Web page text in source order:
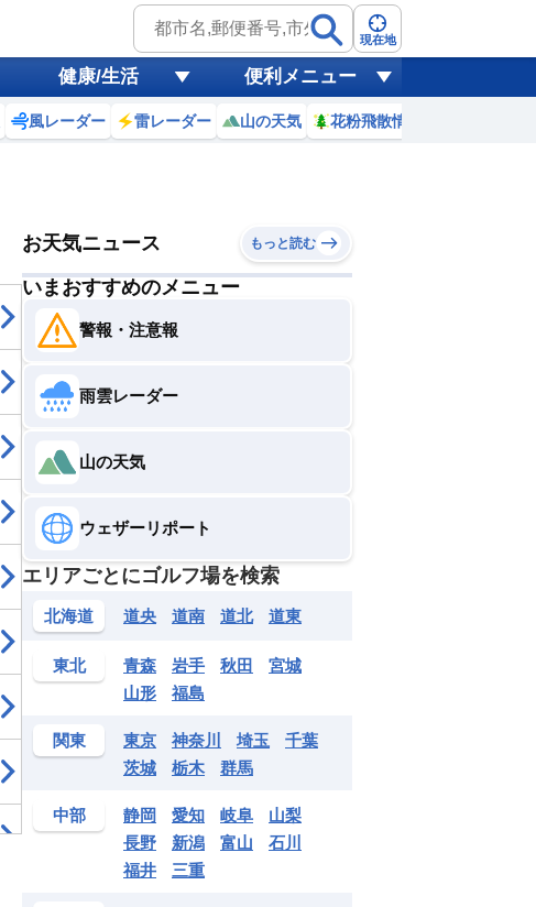
現在地
健康/生活 便利メニュー
風レーダー 雷レーダー 山の天気 花粉飛散情報
お天気ニュース もっと読む
いまおすすめのメニュー
警報・注意報
雨雲レーダー
山の天気
ウェザーリポート
エリアごとにゴルフ場を検索
北海道 道央 道南 道北 道東
東北 青森 岩手 秋田
宮城
山形
福島
関東 東京 神奈川 埼玉
千葉
茨城
栃木 群馬
中部 静岡 愛知 岐阜
山梨
長野
新潟 富山
石川
福井
三重